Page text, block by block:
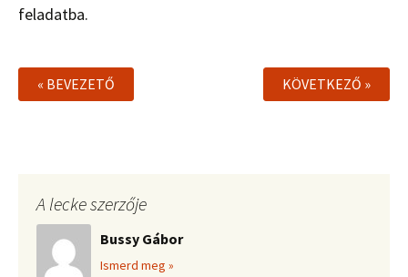
feladatba.
« BEVEZETŐ KÖVETKEZŐ »
A lecke szerzője
Bussy Gábor
Ismerd meg »